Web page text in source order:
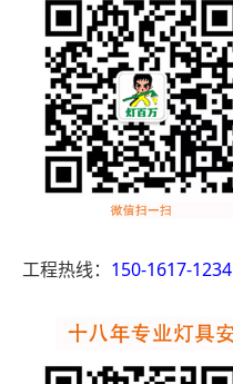
工程热线： 150-1617-1234